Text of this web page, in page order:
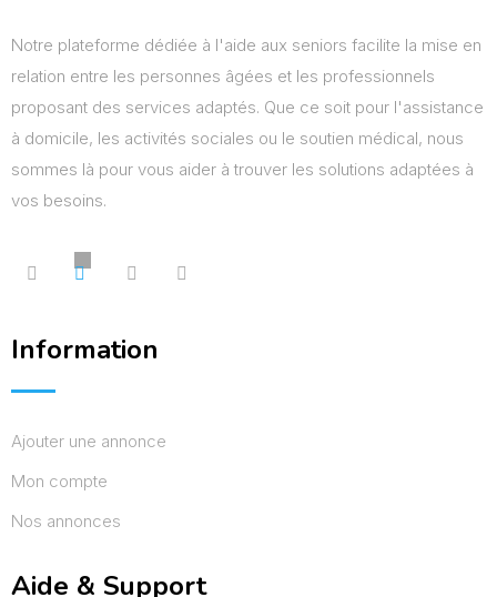
Notre plateforme dédiée à l'aide aux seniors facilite la mise en
relation entre les personnes âgées et les professionnels
proposant des services adaptés. Que ce soit pour l'assistance
à domicile, les activités sociales ou le soutien médical, nous
sommes là pour vous aider à trouver les solutions adaptées à
vos besoins.
Information
Ajouter une annonce
Mon compte
Nos annonces
Aide & Support